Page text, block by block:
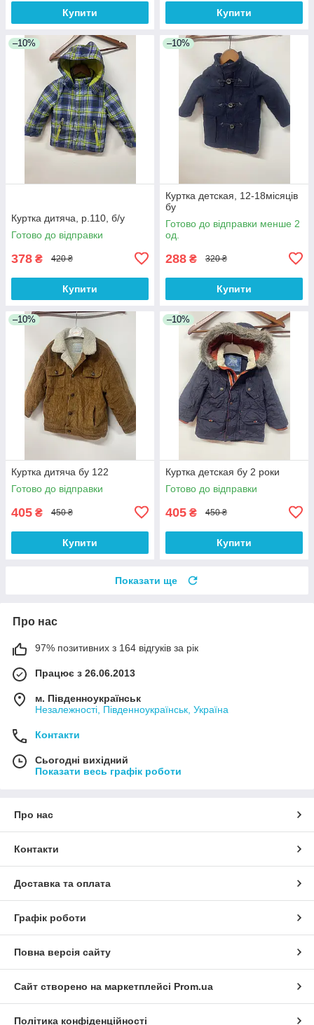
Купити Купити
–10%
Куртка дитяча, р.110, б/у
Готово до відправки
378 ₴ 420 ₴
Купити
–10%
Куртка детская, 12-18місяців
бу
Готово до відправки менше 2
од.
288 ₴ 320 ₴
Купити
–10%
Куртка дитяча бу 122
Готово до відправки
405 ₴ 450 ₴
Купити
–10%
Куртка детская бу 2 роки
Готово до відправки
405 ₴ 450 ₴
Купити
Показати ще
Про нас
97% позитивних з 164 відгуків за рік
Працює з 26.06.2013
м. Південноукраїнськ
Незалежності, Південноукраїнськ, Україна
Контакти
Сьогодні вихідний
Показати весь графік роботи
Про нас
Контакти
Доставка та оплата
Графік роботи
Повна версія сайту
Сайт створено на маркетплейсі Prom.ua
Політика конфіденційності